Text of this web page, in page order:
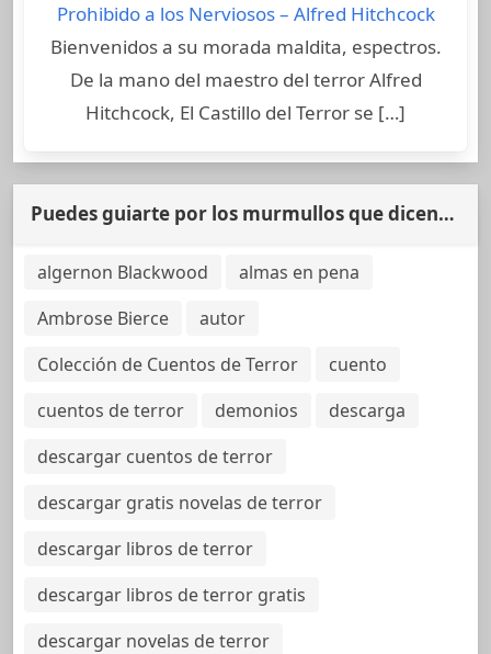
Prohibido a los Nerviosos – Alfred Hitchcock
Bienvenidos a su morada maldita, espectros.
De la mano del maestro del terror Alfred
Hitchcock, El Castillo del Terror se […]
Puedes guiarte por los murmullos que dicen…
algernon Blackwood
almas en pena
Ambrose Bierce
autor
Colección de Cuentos de Terror
cuento
cuentos de terror
demonios
descarga
descargar cuentos de terror
descargar gratis novelas de terror
descargar libros de terror
descargar libros de terror gratis
descargar novelas de terror